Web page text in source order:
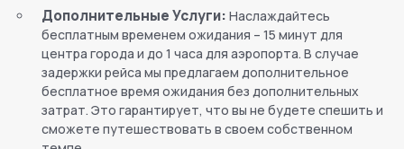
Дополнительные Услуги: Наслаждайтесь
бесплатным временем ожидания – 15 минут для
центра города и до 1 часа для аэропорта. В случае
задержки рейса мы предлагаем дополнительное
бесплатное время ожидания без дополнительных
затрат. Это гарантирует, что вы не будете спешить и
сможете путешествовать в своем собственном